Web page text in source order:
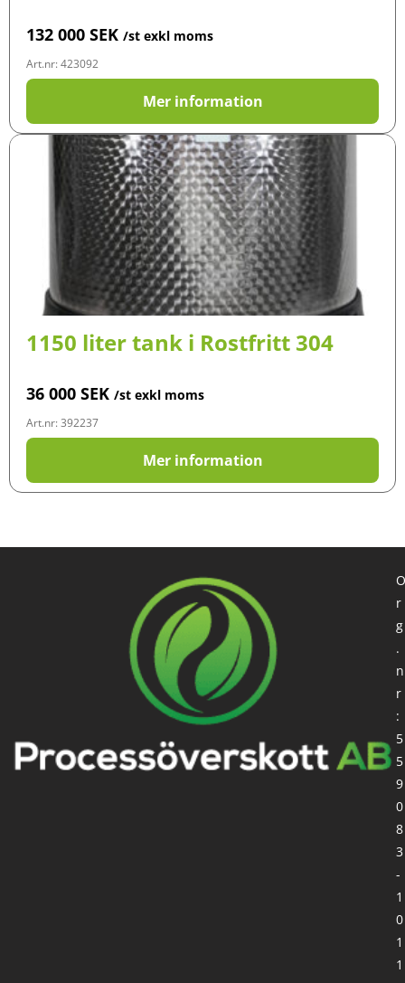
132 000 SEK /st exkl moms
Art.nr: 423092
Mer information
1150 liter tank i Rostfritt 304
36 000 SEK /st exkl moms
Art.nr: 392237
Mer information
O
r
g
.
n
r
:
5
5
9
0
8
3
-
1
0
1
1